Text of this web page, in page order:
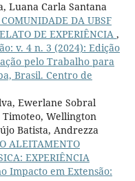
Luana Carla Santana
DA UBSF
DE EXPERIÊNCIA ,
v. 4 n. 3 (2024): Edição
pelo Trabalho para
Brasil. Centro de
Ewerlane Sobral
Wellington
Batista, Andrezza
ALEITAMENTO
EXPERIÊNCIA
Impacto em Extensão: